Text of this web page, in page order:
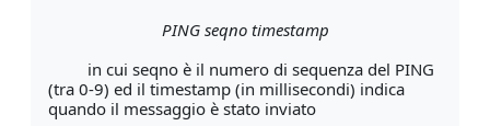
PING seqno timestamp
in cui seqno è il numero di sequenza del PING
(tra 0-9) ed il timestamp (in millisecondi) indica
quando il messaggio è stato inviato